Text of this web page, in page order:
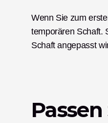
Wenn Sie zum
temporären Schaft.
Schaft angepasst